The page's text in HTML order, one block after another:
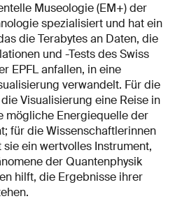
Museologie (EM+) der
spezialisiert und hat ein
die Terabytes an Daten, die
und -Tests des Swiss
EPFL anfallen, in eine
verwandelt. Für die
Visualisierung eine Reise in
mögliche Energiequelle der
für die Wissenschaftlerinnen
ein wertvolles Instrument,
der Quantenphysik
hilft, die Ergebnisse ihrer